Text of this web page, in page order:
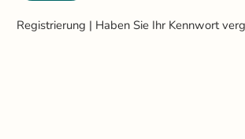
Registrierung | Haben Sie Ihr Kennwort